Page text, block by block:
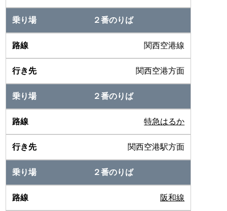
２番のりば
関西空港線
関西空港方面
２番のりば
特急はるか
関西空港駅方面
２番のりば
阪和線